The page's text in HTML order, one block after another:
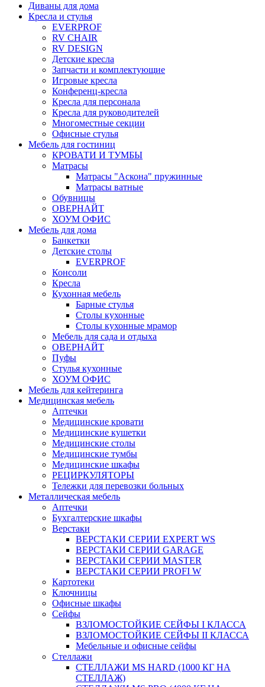
Диваны для дома
Кресла и стулья
EVERPROF
RV CHAIR
RV DESIGN
Детские кресла
Запчасти и комплектующие
Игровые кресла
Конференц-кресла
Кресла для персонала
Кресла для руководителей
Многоместные секции
Офисные стулья
Мебель для гостиниц
КРОВАТИ И ТУМБЫ
Матрасы
Матрасы "Аскона" пружинные
Матрасы ватные
Обувницы
ОВЕРНАЙТ
ХОУМ ОФИС
Мебель для дома
Банкетки
Детские столы
EVERPROF
Консоли
Кресла
Кухонная мебель
Барные стулья
Столы кухонные
Столы кухонные мрамор
Мебель для сада и отдыха
ОВЕРНАЙТ
Пуфы
Стулья кухонные
ХОУМ ОФИС
Мебель для кейтеринга
Медицинская мебель
Аптечки
Медицинские кровати
Медицинские кушетки
Медицинские столы
Медицинские тумбы
Медицинские шкафы
РЕЦИРКУЛЯТОРЫ
Тележки для перевозки больных
Металлическая мебель
Аптечки
Бухгалтерские шкафы
Верстаки
ВЕРСТАКИ СЕРИИ EXPERT WS
ВЕРСТАКИ СЕРИИ GARAGE
ВЕРСТАКИ СЕРИИ MASTER
ВЕРСТАКИ СЕРИИ PROFI W
Картотеки
Ключницы
Офисные шкафы
Сейфы
ВЗЛОМОСТОЙКИЕ СЕЙФЫ I КЛАССА
ВЗЛОМОСТОЙКИЕ СЕЙФЫ II КЛАССА
Мебельные и офисные сейфы
Стеллажи
СТЕЛЛАЖИ MS HARD (1000 КГ НА
СТЕЛЛАЖ)